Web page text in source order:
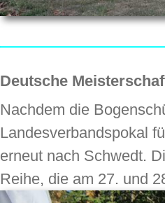
Deutsche
Nachdem die
Landesverbandspokal
erneut nach Schwedt.
Reihe, die am 27. und